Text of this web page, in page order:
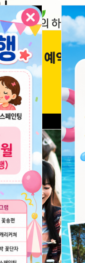
. 닫기
. 닫기
예약안내 부